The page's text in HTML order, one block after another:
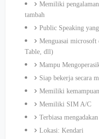
Memiliki
tambah
Public Speaking
Menguasai
Table, dll)
Mampu
Siap bekerja secara
Memiliki
Memiliki SIM A/C
Terbiasa
Lokasi: Kendari